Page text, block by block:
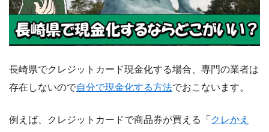
長崎県でクレジットカード現金化する場合、専門の業者は
存在しないので自分で現金化する方法でおこないます。
例えば、クレジットカードで商品券が買える「 クレかえ